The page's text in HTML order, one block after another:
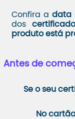
Confira a data
dos
produto está
Antes de
Se o seu
No